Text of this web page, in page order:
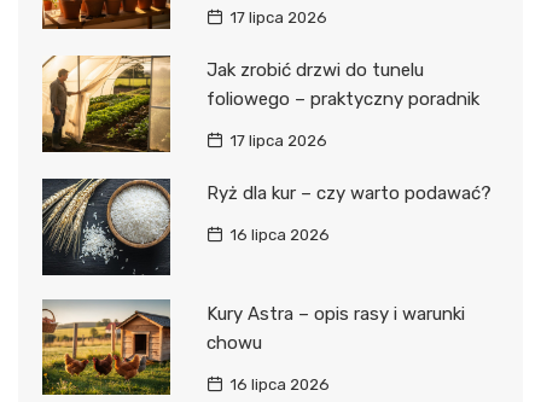
17 lipca 2026
Jak zrobić drzwi do tunelu
foliowego – praktyczny poradnik
17 lipca 2026
Ryż dla kur – czy warto podawać?
16 lipca 2026
Kury Astra – opis rasy i warunki
chowu
16 lipca 2026